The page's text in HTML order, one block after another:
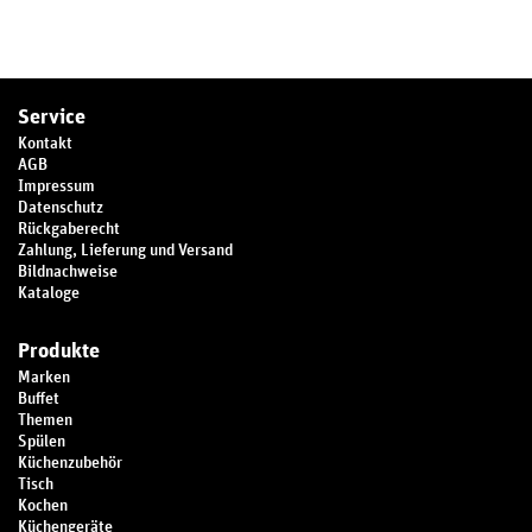
Service
Kontakt
AGB
Impressum
Datenschutz
Rückgaberecht
Zahlung, Lieferung und Versand
Bildnachweise
Kataloge
Produkte
Marken
Buffet
Themen
Spülen
Küchenzubehör
Tisch
Kochen
Küchengeräte